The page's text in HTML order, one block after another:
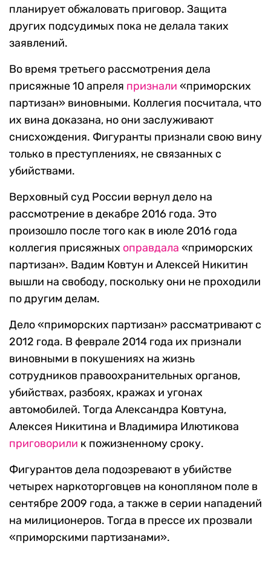
планирует обжаловать приговор. Защита
других подсудимых пока не делала таких
заявлений.
Во время третьего рассмотрения дела
присяжные 10 апреля признали «приморских
партизан» виновными. Коллегия посчитала, что
их вина доказана, но они заслуживают
снисхождения. Фигуранты признали свою вину
только в преступлениях, не связанных с
убийствами.
Верховный суд России вернул дело на
рассмотрение в декабре 2016 года. Это
произошло после того как в июле 2016 года
коллегия присяжных оправдала «приморских
партизан». Вадим Ковтун и Алексей Никитин
вышли на свободу, поскольку они не проходили
по другим делам.
Дело «приморских партизан» рассматривают с
2012 года. В феврале 2014 года их признали
виновными в покушениях на жизнь
сотрудников правоохранительных органов,
убийствах, разбоях, кражах и угонах
автомобилей. Тогда Александра Ковтуна,
Алексея Никитина и Владимира Илютикова
приговорили к пожизненному сроку.
Фигурантов дела подозревают в убийстве
четырех наркоторговцев на конопляном поле в
сентябре 2009 года, а также в серии нападений
на милиционеров. Тогда в прессе их прозвали
«приморскими партизанами».